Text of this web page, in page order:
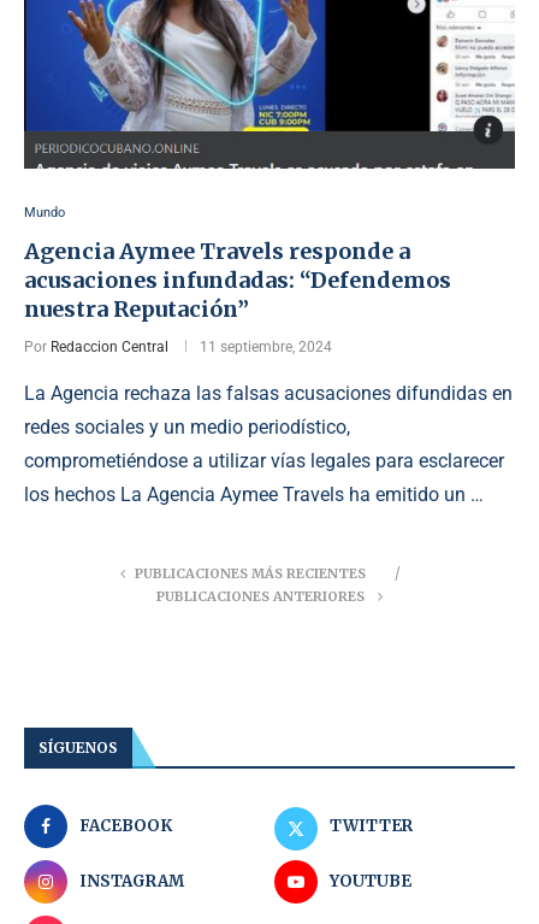
Mundo
Agencia Aymee Travels responde a
acusaciones infundadas: “Defendemos
nuestra Reputación”
Por Redaccion Central 11 septiembre, 2024
La Agencia rechaza las falsas acusaciones difundidas en
redes sociales y un medio periodístico,
comprometiéndose a utilizar vías legales para esclarecer
los hechos La Agencia Aymee Travels ha emitido un …
PUBLICACIONES MÁS RECIENTES
PUBLICACIONES ANTERIORES
SÍGUENOS
FACEBOOK TWITTER
INSTAGRAM YOUTUBE